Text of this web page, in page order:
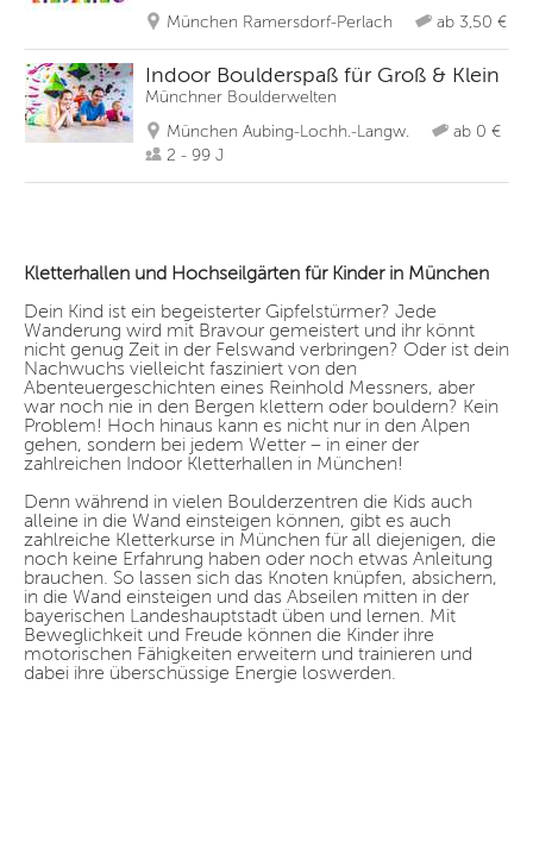
München Ramersdorf-Perlach ab 3,50 €
Indoor Boulderspaß für Groß & Klein
Münchner Boulderwelten
München Aubing-Lochh.-Langw.
ab 0 €
2 - 99 J
Kletterhallen und Hochseilgärten für Kinder in München
Dein Kind ist ein begeisterter Gipfelstürmer? Jede
Wanderung wird mit Bravour gemeistert und ihr könnt
nicht genug Zeit in der Felswand verbringen? Oder ist dein
Nachwuchs vielleicht fasziniert von den
Abenteuergeschichten eines Reinhold Messners, aber
war noch nie in den Bergen klettern oder bouldern? Kein
Problem! Hoch hinaus kann es nicht nur in den Alpen
gehen, sondern bei jedem Wetter – in einer der
zahlreichen Indoor Kletterhallen in München!
Denn während in vielen Boulderzentren die Kids auch
alleine in die Wand einsteigen können, gibt es auch
zahlreiche Kletterkurse in München für all diejenigen, die
noch keine Erfahrung haben oder noch etwas Anleitung
brauchen. So lassen sich das Knoten knüpfen, absichern,
in die Wand einsteigen und das Abseilen mitten in der
bayerischen Landeshauptstadt üben und lernen. Mit
Beweglichkeit und Freude können die Kinder ihre
motorischen Fähigkeiten erweitern und trainieren und
dabei ihre überschüssige Energie loswerden.